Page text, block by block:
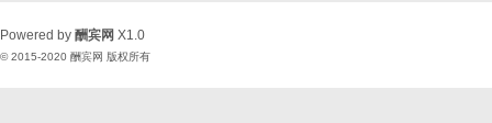
Powered by 酬宾网 X1.0
© 2015-2020 酬宾网 版权所有